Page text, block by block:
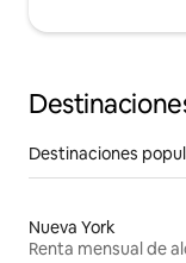
Destinaciones
Nueva York